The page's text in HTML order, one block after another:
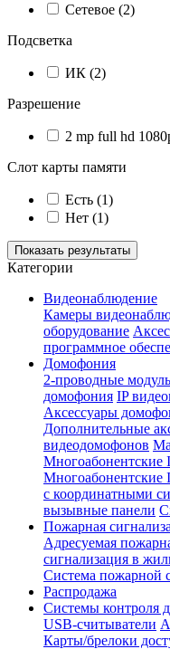
Сетевое (2)
Подсветка
ИК (2)
Разрешение
2 mp full hd
Слот карты памяти
Есть (1)
Нет (1)
Показать результаты
Категории
Видеонаблюдение
Камеры
оборудование
программное
Домофония
2-проводные
домофония IP
Аксессуары
Дополнительные
видеодомофонов
Многоабонентские
Многоабонентские
с координатными
вызывные панели
Пожарная
Адресуемая
сигнализация в
Система пожарной
Распродажа
Системы контроля
USB-считыватели
Карты/брелоки